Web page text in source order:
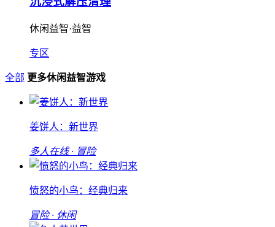
休闲益智·益智
专区
全部 更多休闲益智游戏
姜饼人：新世界
多人在线 · 冒险
愤怒的小鸟：经典归来
冒险 · 休闲